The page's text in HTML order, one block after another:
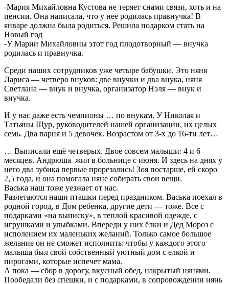
-Мария Михайловна Кустова не теряет снами связи, хоть и на
пенсии. Она написала, что у неё родилась правнучка! В
январе должна была родиться. Решила подарком стать на
Новый год
-У Марии Михайловны этот год плодотворный — внучка
родилась и правнучка.
Среди наших сотрудников уже четыре бабушки. Это няня
Лариса — четверо внуков: две внучки и два внука, няня
Светлана — внук и внучка, организатор Нэля — внук и
внучка.
И у нас даже есть чемпионы … по внукам. У Николая и
Татьяны Щур, руководителей нашей организации, их целых
семь. Два парня и 5 девочек. Возрастом от 3-х до 16-ти лет…
… Выписали ещё четверых. Двое совсем малыши: 4 и 6
месяцев. Андрюша жил в больнице с июня. И здесь на днях у
него два зубика первые прорезались! Зоя постарше, ей скоро
2,5 года, и она помогала няне собирать свои вещи.
Васька наш тоже уезжает от нас.
Разлетаются наши пташки перед праздником. Васька поехал в
родной город, в Дом ребенка, другие дети — тоже. Все с
подарками «на выписку», в теплой красивой одежде, с
игрушками и улыбками. Впереди у них ёлки и Дед Мороз с
исполением их маленьких желаний. Только самое большое
желание он не сможет исполнить: чтобы у каждого этого
малыша был свой собственный уютный дом с елкой и
пирогами, которые испечет мама.
А пока — сбор в дорогу, вкусный обед, накрытый нянями.
Пообедали без спешки, и с подарками, в сопровождении нянь